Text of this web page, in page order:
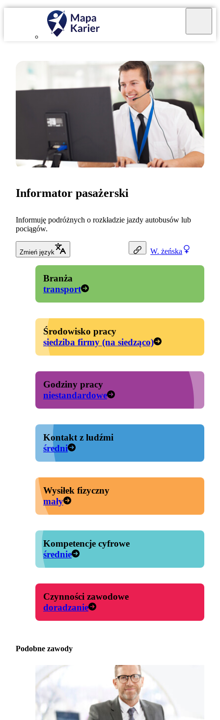
W. żeńska
Informator pasażerski
Informuję podróżnych o rozkładzie jazdy autobusów lub
pociągów.
Zmień język
Branża
transport
Środowisko pracy
siedziba firmy (na siedząco)
Godziny pracy
niestandardowe
Kontakt z ludźmi
średni
Wysiłek fizyczny
mały
Kompetencje cyfrowe
średnie
Czynności zawodowe
doradzanie
Podobne zawody